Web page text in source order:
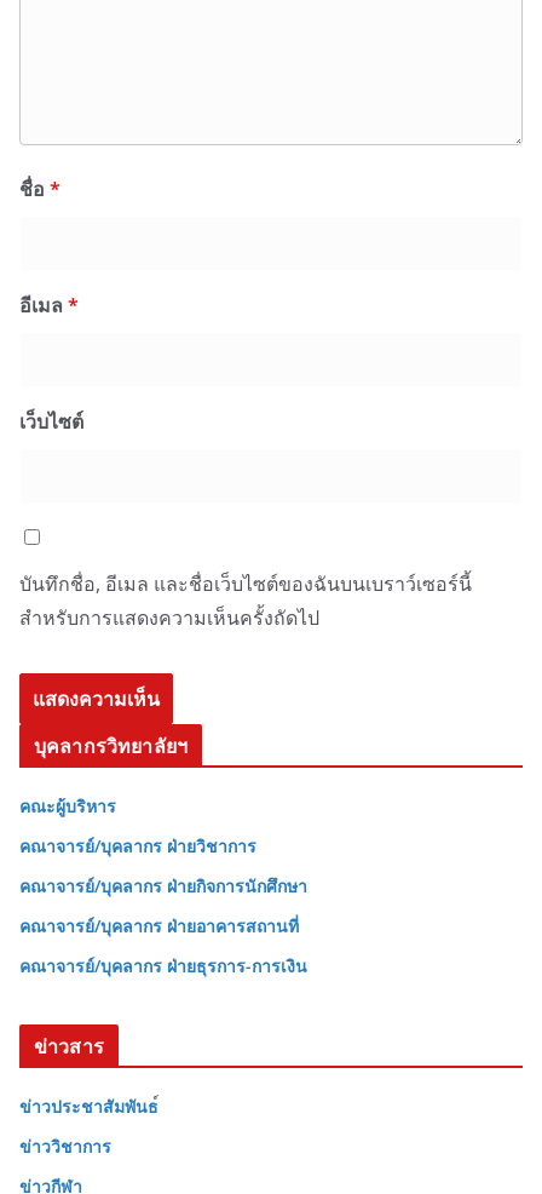
ชื่อ *
อีเมล *
เว็บไซต์
บันทึกชื่อ, อีเมล และชื่อเว็บไซต์ของฉันบนเบราว์เซอร์นี้
สำหรับการแสดงความเห็นครั้งถัดไป
บุคลากรวิทยาลัยฯ
คณะผู้บริหาร
คณาจารย์/บุคลากร ฝ่ายวิชาการ
คณาจารย์/บุคลากร ฝ่ายกิจการนักศึกษา
คณาจารย์/บุคลากร ฝ่ายอาคารสถานที่
คณาจารย์/บุคลากร ฝ่ายธุรการ-การเงิน
ข่าวสาร
ข่าวประชาสัมพันธ
ข่าววิชาการ
ข่าวกีฬา